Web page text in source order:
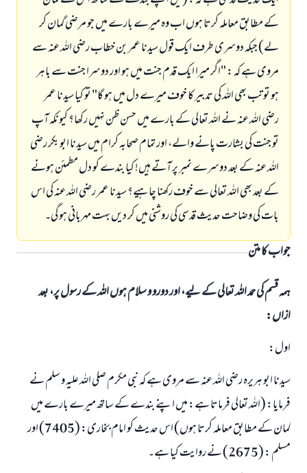
کے مطابق معاملہ کرتا ہوں اب وہ میرے بارے میں جو مرضی گمان کر
لے) جبکہ دوسری طرف ایک قول سیدنا عمر بن خطاب رضی اللہ عنہ سے
مروی ہے کہ : "اگر میرا ایک قدم جنت میں ہو اور دوسرا جنت سے باہر
ہو تو تب بھی اللہ کی تدبیر کا خوف میرے دل میں ہو گا" تو کیا سیدنا عمر
رضی اللہ عنہ نے اللہ تعالی کے بارے میں حسن ظن نہیں رکھا؟ کیونکہ آپ
تو جنت کی بشارت پانے والے، اور تمام صحابہ کرام میں سیدنا ابو بکر رضی
اللہ عنہ کے بعد دوسرے نمبر پر آتے ہیں! کیا بندے کو دل مطمئن ہونے
کے بعد بھی اللہ تعالی سے خوف رکھنا چاہیے؟ سیدنا عمر رضی اللہ عنہ کی اس
بات کی وضاحت حدیث قدسی کی روشنی میں کر دیں بہت مہربانی ہو گی۔
جواب کا متن
ہمہ قسم کی حمد اللہ تعالی کے لیے، اور دورو و سلام ہوں اللہ کے رسول پر، بعد
ازاں:
اول:
سیدنا ابو ہریرہ رضی اللہ عنہ سے مروی ہے کہ نبی مکرم صلی اللہ علیہ و سلم نے
فرمایا: (اللہ تعالی فرماتا ہے: میں اپنے بندے کے ساتھ میرے بارے میں
گمان کے مطابق معاملہ کرتا ہوں) اس حدیث کو امام بخاری: (7405) اور
مسلم : (2675) نے روایت کیا ہے۔